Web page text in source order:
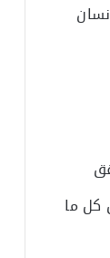
كل ما